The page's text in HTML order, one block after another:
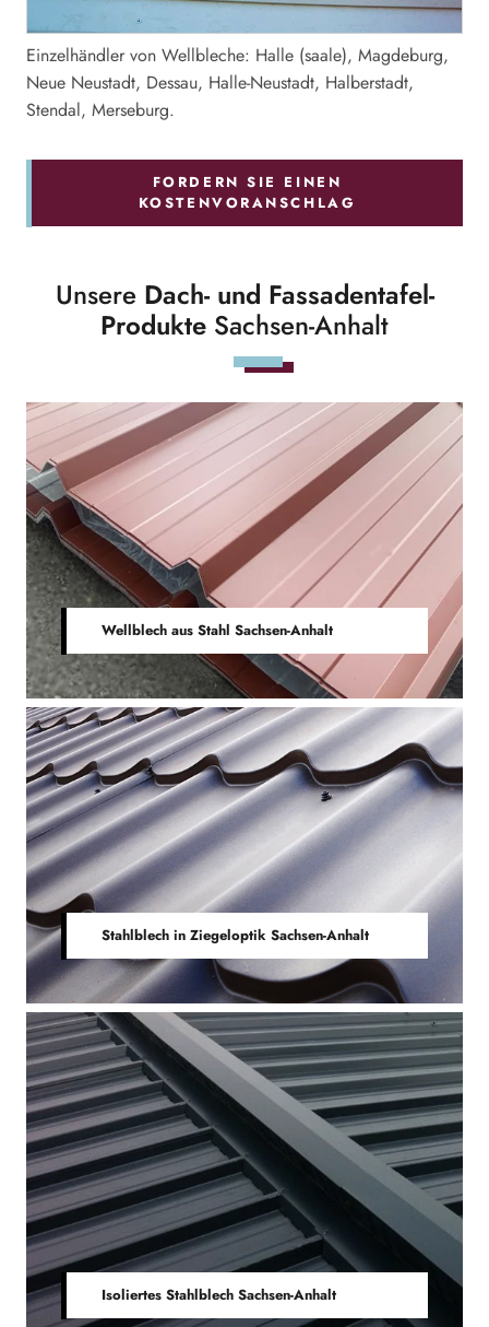
Einzelhändler von Wellbleche: Halle (saale), Magdeburg,
Neue Neustadt, Dessau, Halle-Neustadt, Halberstadt,
Stendal, Merseburg.
FORDERN SIE EINEN
KOSTENVORANSCHLAG
Unsere Dach- und Fassadentafel-
Produkte Sachsen-Anhalt
Wellblech aus Stahl Sachsen-Anhalt
Stahlblech in Ziegeloptik Sachsen-Anhalt
Isoliertes Stahlblech Sachsen-Anhalt